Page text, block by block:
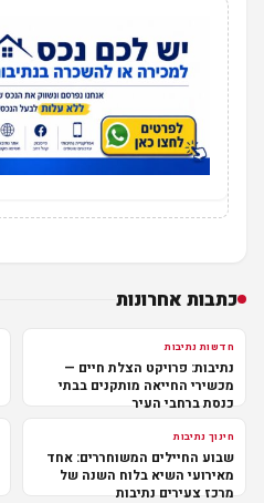
כתבות אחרונות
חדשות נתיבות
נתיבות: פרויקט הצלת חיים —
מכשירי החייאה מותקנים בבתי
כנסת ברחבי העיר
חינוך נתיבות
שבוע החיילים המשוחררים: אחד
מאירועי השיא בלוח השנה של
מרכז צעירים נתיבות